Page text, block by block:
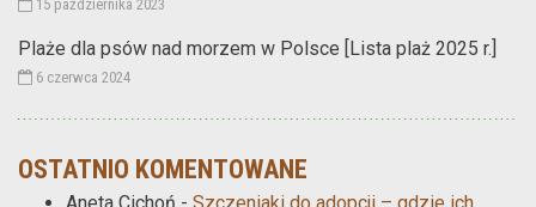
15 października 2023
Plaże dla psów nad morzem w Polsce [Lista plaż 2025 r.]
6 czerwca 2024
OSTATNIO KOMENTOWANE